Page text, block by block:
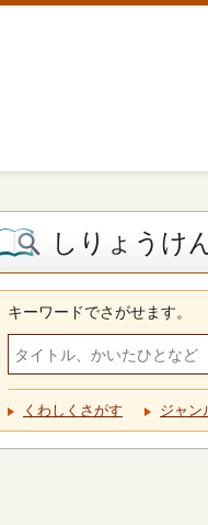
しりょうけ
キーワードでさがせます。
くわしくさがす ジャン